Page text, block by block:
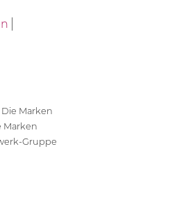
Marken
Marken
Gruppe